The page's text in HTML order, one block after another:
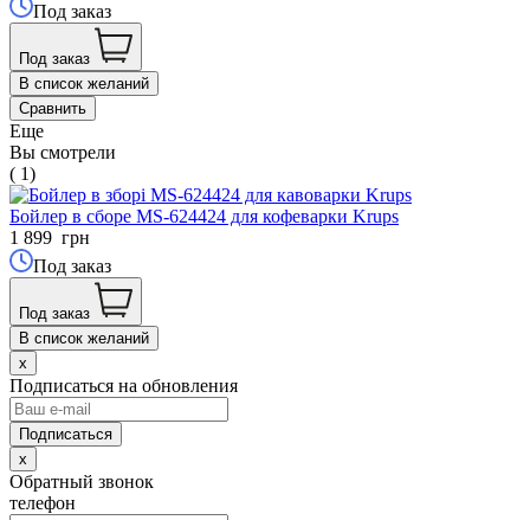
Под заказ
Под заказ
В список желаний
Сравнить
Еще
Вы смотрели
( 1)
Бойлер в сборе MS-624424 для кофеварки Krups
1 899 грн
Под заказ
Под заказ
В список желаний
x
Подписаться на обновления
x
Обратный звонок
телефон